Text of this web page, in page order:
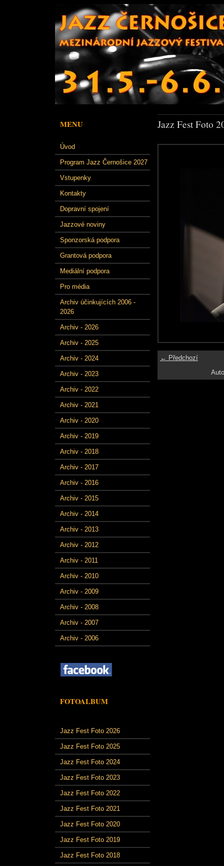
MENU
Úvod
Program Jazz Černošice 2027
Vstupenky
Kontakty
Dopravní spojení
Jazzové noviny
Sponzorská podpora
Grantová podpora
Mediální podpora
Pro média
Archiv účinkujících 2006 -
2026
Archiv - 2026
Archiv - 2025
Archiv - 2024
Archiv - 2023
Archiv - 2022
Archiv - 2021
Archiv - 2020
Archiv - 2019
Archiv - 2018
Archiv - 2017
Archiv - 2016
Archiv - 2015
Archiv - 2014
Archiv - 2013
Archiv - 2012
Archiv - 2011
Archiv - 2010
Archiv - 2009
Archiv - 2008
Archiv - 2007
Archiv - 2006
FOTOALBUM
Jazz Fest Foto 2026
Jazz Fest Foto 2025
Jazz Fest Foto 2024
Jazz Fest Foto 2023
Jazz Fest Foto 2022
Jazz Fest Foto 2021
Jazz Fest Foto 2020
Jazz Fest Foto 2019
Jazz Fest Foto 2018
Jazz Fest Foto
← Předchozí